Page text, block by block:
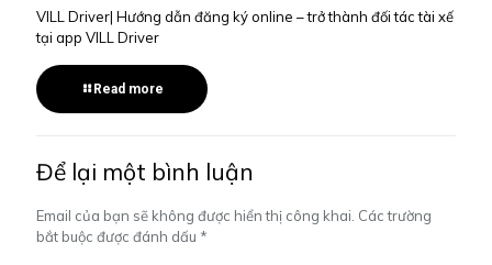
VILL Driver| Hướng dẫn đăng ký online – trở thành đối tác tài xế
tại app VILL Driver
Read more
Để lại một bình luận
Email của bạn sẽ không được hiển thị công khai. Các trường
bắt buộc được đánh dấu *